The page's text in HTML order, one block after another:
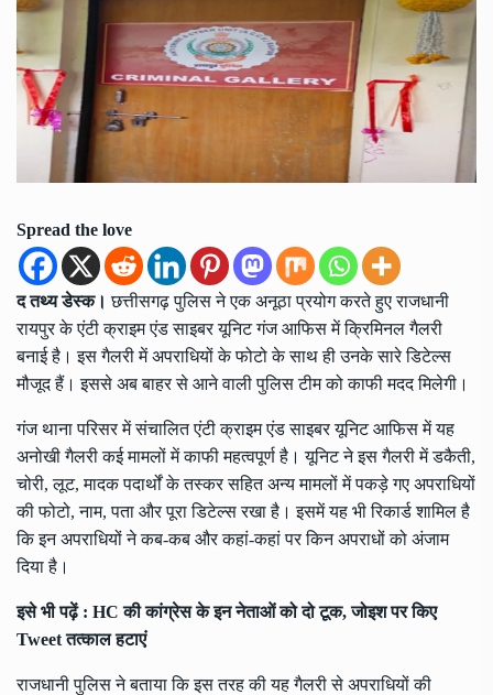
Spread the love
द तथ्य डेस्क। छत्तीसगढ़ पुलिस ने एक अनूठा प्रयोग करते हुए राजधानी
रायपुर के एंटी क्राइम एंड साइबर यूनिट गंज आफिस में क्रिमिनल गैलरी
बनाई है। इस गैलरी में अपराधियों के फोटो के साथ ही उनके सारे डिटेल्स
मौजूद हैं। इससे अब बाहर से आने वाली पुलिस टीम को काफी मदद मिलेगी।
गंज थाना परिसर में संचालित एंटी क्राइम एंड साइबर यूनिट आफिस में यह
अनोखी गैलरी कई मामलों में काफी महत्वपूर्ण है। यूनिट ने इस गैलरी में डकैती,
चोरी, लूट, मादक पदार्थों के तस्कर सहित अन्य मामलों में पकड़े गए अपराधियों
की फोटो, नाम, पता और पूरा डिटेल्स रखा है। इसमें यह भी रिकार्ड शामिल है
कि इन अपराधियों ने कब-कब और कहां-कहां पर किन अपराधों को अंजाम
दिया है।
इसे भी पढ़ें : HC की कांग्रेस के इन नेताओं को दो टूक, जोइश पर किए
Tweet तत्काल हटाएं
राजधानी पुलिस ने बताया कि इस तरह की यह गैलरी से अपराधियों की